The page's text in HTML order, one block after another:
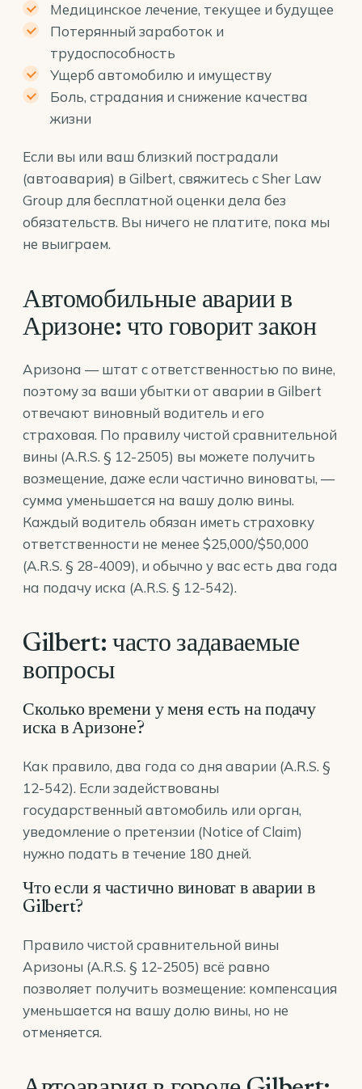
Медицинское лечение, текущее и будущее
Потерянный заработок и
трудоспособность
Ущерб автомобилю и имуществу
Боль, страдания и снижение качества
жизни
Если вы или ваш близкий пострадали
(автоавария) в Gilbert, свяжитесь с Sher Law
Group для бесплатной оценки дела без
обязательств. Вы ничего не платите, пока мы
не выиграем.
Автомобильные аварии в
Аризоне: что говорит закон
Аризона — штат с ответственностью по вине,
поэтому за ваши убытки от аварии в Gilbert
отвечают виновный водитель и его
страховая. По правилу чистой сравнительной
вины (A.R.S. § 12-2505) вы можете получить
возмещение, даже если частично виноваты, —
сумма уменьшается на вашу долю вины.
Каждый водитель обязан иметь страховку
ответственности не менее $25,000/$50,000
(A.R.S. § 28-4009), и обычно у вас есть два года
на подачу иска (A.R.S. § 12-542).
Gilbert: часто задаваемые
вопросы
Сколько времени у меня есть на подачу
иска в Аризоне?
Как правило, два года со дня аварии (A.R.S. §
12-542). Если задействованы
государственный автомобиль или орган,
уведомление о претензии (Notice of Claim)
нужно подать в течение 180 дней.
Что если я частично виноват в аварии в
Gilbert?
Правило чистой сравнительной вины
Аризоны (A.R.S. § 12-2505) всё равно
позволяет получить возмещение: компенсация
уменьшается на вашу долю вины, но не
отменяется.